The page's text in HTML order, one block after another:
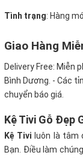
Tình trạng: Hàng
Giao Hàng
Delivery Free: Miễn
Bình Dương. - Các
chuyển báo giá.
Kệ Tivi Gỗ Đẹp
Kệ Tivi luôn là tâm
Bạn. Điều làm